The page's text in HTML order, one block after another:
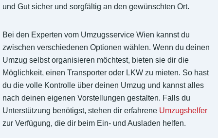
und Gut sicher und sorgfältig an den gewünschten Ort.
Bei den Experten vom Umzugsservice Wien kannst du
zwischen verschiedenen Optionen wählen. Wenn du deinen
Umzug selbst organisieren möchtest, bieten sie dir die
Möglichkeit, einen Transporter oder LKW zu mieten. So hast
du die volle Kontrolle über deinen Umzug und kannst alles
nach deinen eigenen Vorstellungen gestalten. Falls du
Unterstützung benötigst, stehen dir erfahrene Umzugshelfer
zur Verfügung, die dir beim Ein- und Ausladen helfen.